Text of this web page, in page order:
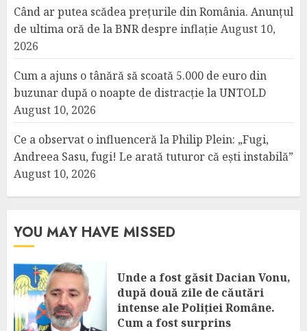
Când ar putea scădea prețurile din România. Anunțul
de ultima oră de la BNR despre inflație August 10,
2026
Cum a ajuns o tânără să scoată 5.000 de euro din
buzunar după o noapte de distracție la UNTOLD
August 10, 2026
Ce a observat o influenceră la Philip Plein: „Fugi,
Andreea Sasu, fugi! Le arată tuturor că ești instabilă”
August 10, 2026
YOU MAY HAVE MISSED
Unde a fost găsit Dacian Vonu,
după două zile de căutări
intense ale Poliției Române.
Cum a fost surprins